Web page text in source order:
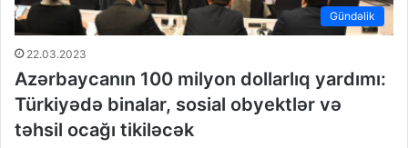
Gündəlik
22.03.2023
Azərbaycanın 100 milyon dollarlıq yardımı:
Türkiyədə binalar, sosial obyektlər və
təhsil ocağı tikiləcək